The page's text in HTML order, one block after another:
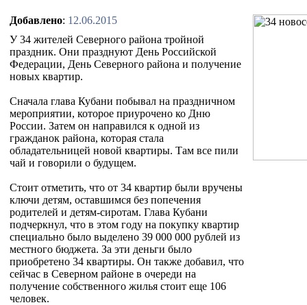
Добавлено: 12.06.2015
У 34 жителей Северного района тройной
праздник. Они празднуют День Российской
Федерации, День Северного района и получение
новых квартир.
Сначала глава Кубани побывал на праздничном
мероприятии, которое приурочено ко Дню
России. Затем он направился к одной из
гражданок района, которая стала
обладательницей новой квартиры. Там все пили
чай и говорили о будущем.
Стоит отметить, что от 34 квартир были вручены
ключи детям, оставшимся без попечения
родителей и детям-сиротам. Глава Кубани
подчеркнул, что в этом году на покупку квартир
специально было выделено 39 000 000 рублей из
местного бюджета. За эти деньги было
приобретено 34 квартиры. Он также добавил, что
сейчас в Северном районе в очереди на
получение собственного жилья стоит еще 106
человек.